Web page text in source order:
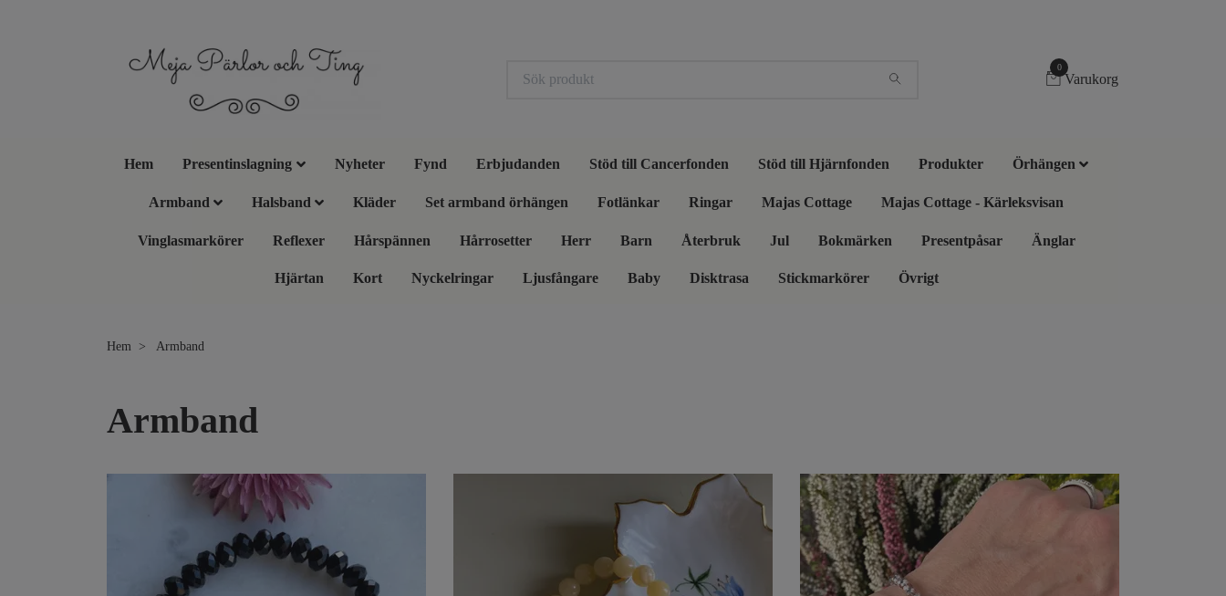
0
Varukorg
Hem Presentinslagning Nyheter Fynd Erbjudanden Stöd till Cancerfonden Stöd till Hjärnfonden Produkter Örhängen
Armband Halsband Kläder Set armband örhängen Fotlänkar Ringar Majas Cottage Majas Cottage - Kärleksvisan
Vinglasmarkörer Reflexer Hårspännen Hårrosetter Herr Barn Återbruk Jul Bokmärken Presentpåsar Änglar
Hjärtan Kort Nyckelringar Ljusfångare Baby Disktrasa Stickmarkörer Övrigt
Hem Armband
Armband